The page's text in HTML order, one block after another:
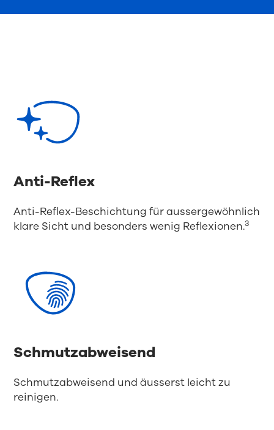
Anti-Reflex
Anti-Reflex-Beschichtung für aussergewöhnlich
klare Sicht und besonders wenig Reflexionen.3
Schmutzabweisend
Schmutzabweisend und äusserst leicht zu
reinigen.